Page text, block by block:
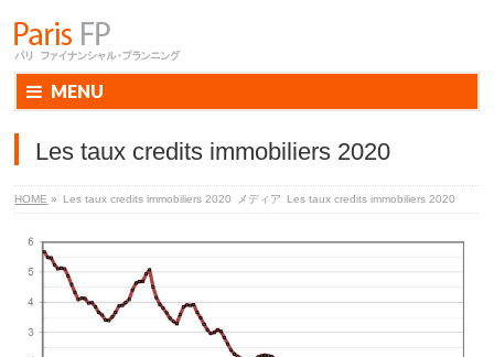
MENU
Les taux credits immobiliers 2020
HOME » Les taux credits immobiliers 2020 メディア Les taux credits immobiliers 2020